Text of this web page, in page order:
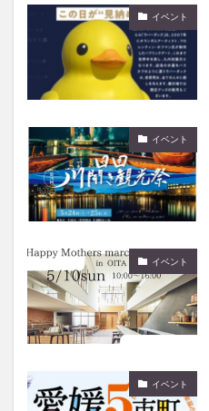
イベント
イベント
イベント
イベント